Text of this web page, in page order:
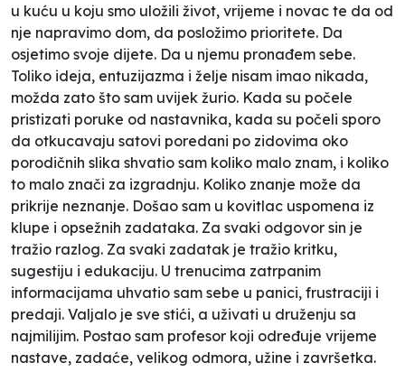
u kuću u koju smo uložili život, vrijeme i novac te da od
nje napravimo dom, da posložimo prioritete. Da
osjetimo svoje dijete. Da u njemu pronađem sebe.
Toliko ideja, entuzijazma i želje nisam imao nikada,
možda zato što sam uvijek žurio. Kada su počele
pristizati poruke od nastavnika, kada su počeli sporo
da otkucavaju satovi poredani po zidovima oko
porodičnih slika shvatio sam koliko malo znam, i koliko
to malo znači za izgradnju. Koliko znanje može da
prikrije neznanje. Došao sam u kovitlac uspomena iz
klupe i opsežnih zadataka. Za svaki odgovor sin je
tražio razlog. Za svaki zadatak je tražio kritku,
sugestiju i edukaciju. U trenucima zatrpanim
informacijama uhvatio sam sebe u panici, frustraciji i
predaji. Valjalo je sve stići, a uživati u druženju sa
najmilijim. Postao sam profesor koji određuje vrijeme
nastave, zadaće, velikog odmora, užine i završetka.